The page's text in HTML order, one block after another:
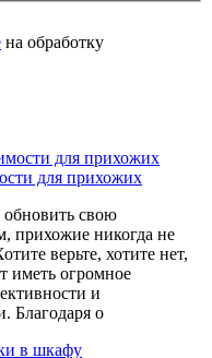
на обработку
для прихожих
свою
прихожие никогда не
верьте, хотите нет,
иметь огромное
и
Благодаря о